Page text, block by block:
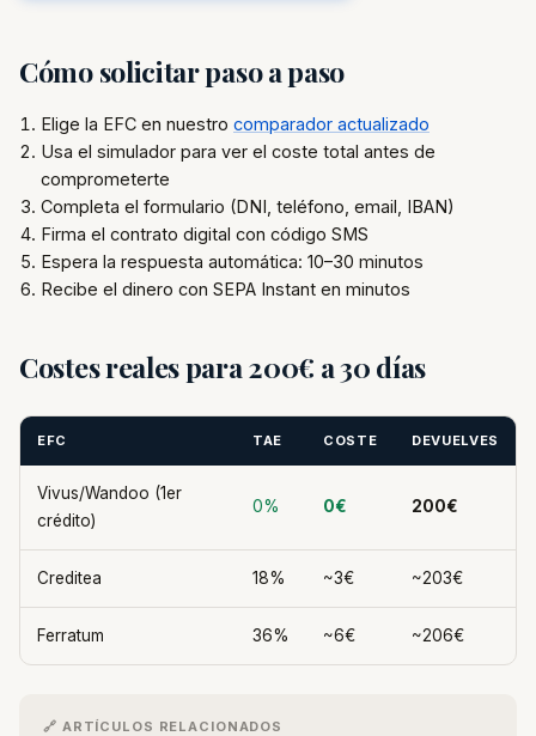
Cómo solicitar paso a paso
Elige la EFC en nuestro comparador actualizado
Usa el simulador para ver el coste total antes de
comprometerte
Completa el formulario (DNI, teléfono, email, IBAN)
Firma el contrato digital con código SMS
Espera la respuesta automática: 10–30 minutos
Recibe el dinero con SEPA Instant en minutos
Costes reales para 200€ a 30 días
EFC TAE COSTE DEVUELVES
Vivus/Wandoo (1er
crédito)
0% 0€ 200€
Creditea 18% ~3€ ~203€
Ferratum 36% ~6€ ~206€
🔗 ARTÍCULOS RELACIONADOS